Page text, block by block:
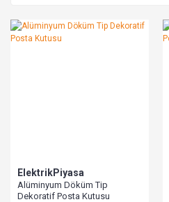
ElektrikPiyasa
Alüminyum Döküm Tip
Dekoratif Posta Kutusu